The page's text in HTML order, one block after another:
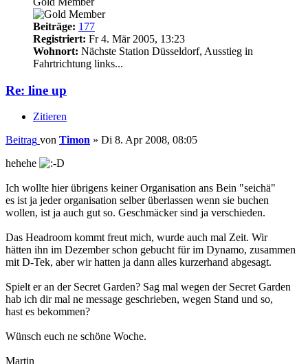
Beiträge: 177
Registriert: Fr 4. Mär 2005, 13:23
Wohnort: Nächste Station Düsseldorf, Ausstieg in
Fahrtrichtung links...
Re: line up
Zitieren
Beitrag von Timon » Di 8. Apr 2008, 08:05
hehehe
Ich wollte hier übrigens keiner Organisation ans Bein "seichä"
es ist ja jeder organisation selber überlassen wenn sie buchen
wollen, ist ja auch gut so. Geschmäcker sind ja verschieden.
Das Headroom kommt freut mich, wurde auch mal Zeit. Wir
hätten ihn im Dezember schon gebucht für im Dynamo, zusammen
mit D-Tek, aber wir hatten ja dann alles kurzerhand abgesagt.
Spielt er an der Secret Garden? Sag mal wegen der Secret Garden
hab ich dir mal ne message geschrieben, wegen Stand und so,
hast es bekommen?
Wünsch euch ne schöne Woche.
Martin